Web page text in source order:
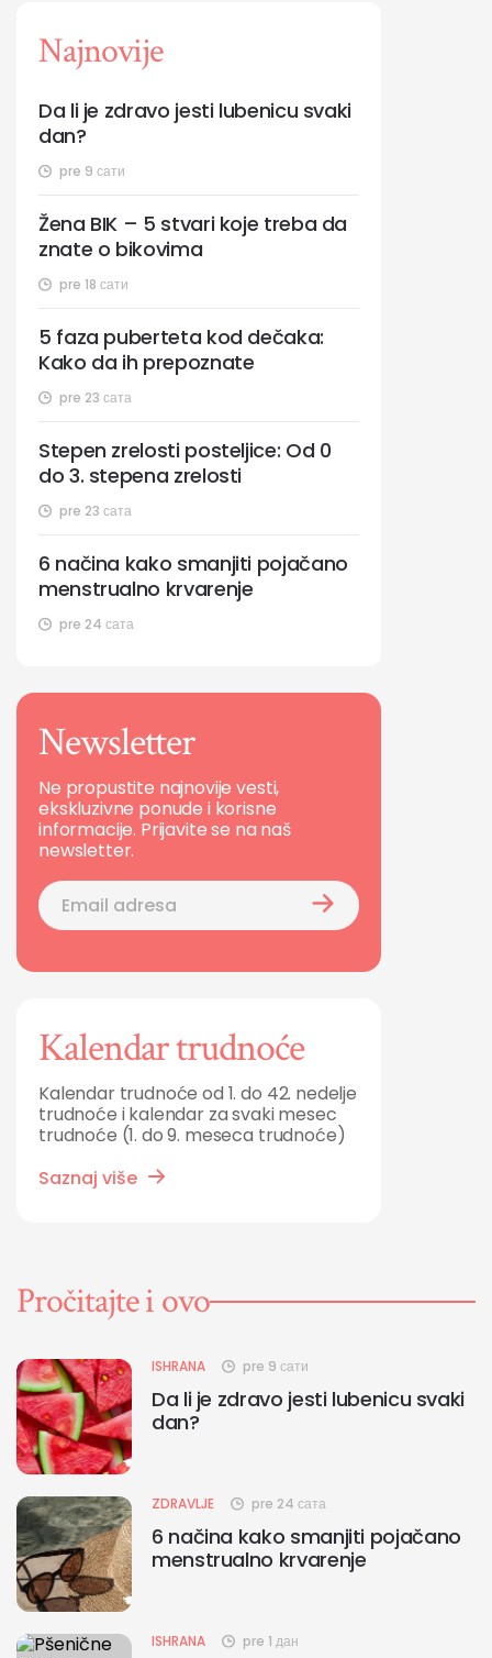
Najnovije
pre 9 сати
Da li je zdravo jesti lubenicu svaki
dan?
pre 18 сати
Žena BIK – 5 stvari koje treba da
znate o bikovima
pre 23 сата
5 faza puberteta kod dečaka:
Kako da ih prepoznate
pre 23 сата
Stepen zrelosti posteljice: Od 0
do 3. stepena zrelosti
pre 24 сата
6 načina kako smanjiti pojačano
menstrualno krvarenje
Newsletter
Ne propustite najnovije vesti,
ekskluzivne ponude i korisne
informacije. Prijavite se na naš
newsletter.
Kalendar trudnoće
Kalendar trudnoće od 1. do 42. nedelje
trudnoće i kalendar za svaki mesec
trudnoće (1. do 9. meseca trudnoće)
Saznaj više
Pročitajte i ovo
ISHRANA pre 9 сати
Da li je zdravo jesti lubenicu svaki
dan?
ZDRAVLJE pre 24 сата
6 načina kako smanjiti pojačano
menstrualno krvarenje
ISHRANA pre 1 дан